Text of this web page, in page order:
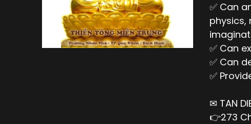
✅ Can
physics,
✅ Can
✅ Can
✅
✉ TAN
👉273